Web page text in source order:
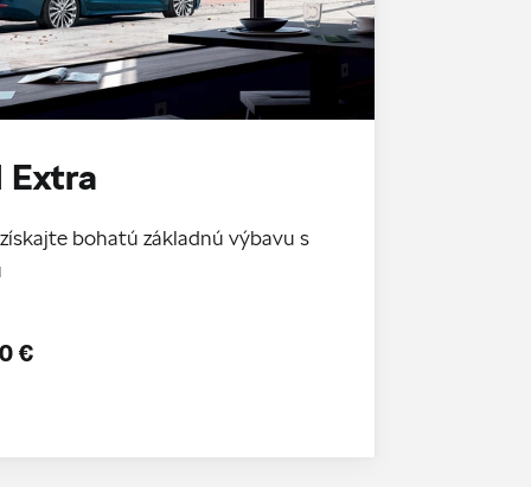
Extra
bohatú základnú výbavu s
€